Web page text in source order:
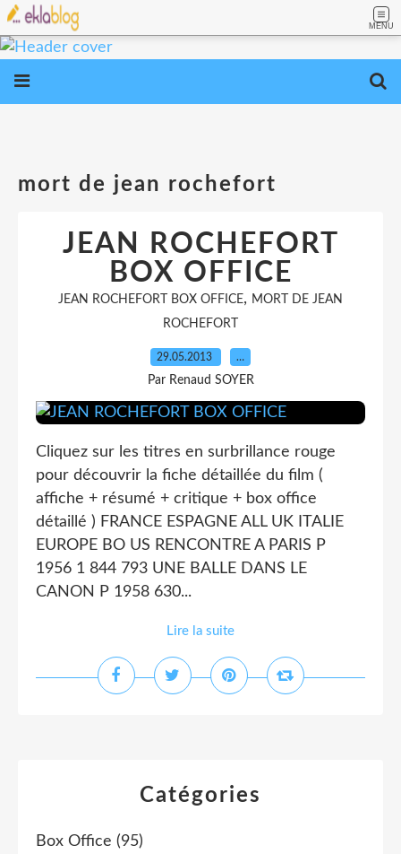
MENU
mort de jean rochefort
JEAN ROCHEFORT
BOX OFFICE
JEAN ROCHEFORT BOX OFFICE, MORT DE JEAN
ROCHEFORT
29.05.2013 …
Par Renaud SOYER
Cliquez sur les titres en surbrillance rouge
pour découvrir la fiche détaillée du film (
affiche + résumé + critique + box office
détaillé ) FRANCE ESPAGNE ALL UK ITALIE
EUROPE BO US RENCONTRE A PARIS P
1956 1 844 793 UNE BALLE DANS LE
CANON P 1958 630...
Lire la suite
Catégories
Box Office (95)